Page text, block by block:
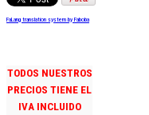
FaLang translation system by Faboba
TODOS NUESTROS
PRECIOS TIENE EL
IVA INCLUIDO